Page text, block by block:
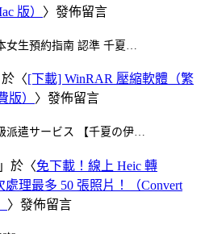
版） 〉發佈留言
女生預約指南 認準 千夏…
於〈[下載] WinRAR 壓縮軟體（繁
版） 〉發佈留言
派遣サービス 【千夏の伊…
」於〈免下載！線上 Heic 轉
處理最多 50 張照片！（Convert
〉發佈留言